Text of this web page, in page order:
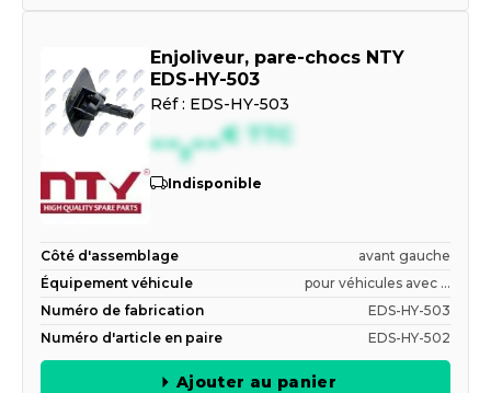
Enjoliveur, pare-chocs NTY
EDS-HY-503
Réf : EDS-HY-503
--,--€ TTC
Indisponible
Côté d'assemblage
avant gauche
Équipement véhicule
pour véhicules avec ...
Numéro de fabrication
EDS-HY-503
Numéro d'article en paire
EDS-HY-502
Ajouter au panier